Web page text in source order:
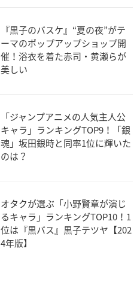
『黒子のバスケ』“夏の夜”がテ
ーマのポップアップショップ開
催！浴衣を着た赤司・黄瀬らが
美しい
「ジャンプアニメの人気主人公
キャラ」ランキングTOP9！「銀
魂」坂田銀時と同率1位に輝いた
のは？
オタクが選ぶ「小野賢章が演じ
るキャラ」ランキングTOP10！1
位は『黒バス』黒子テツヤ【202
4年版】